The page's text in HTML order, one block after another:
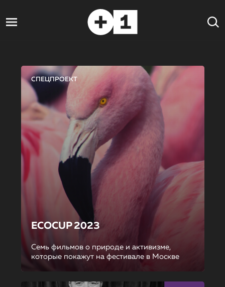
СПЕЦПРОЕКТ
ECOCUP 2023
Семь фильмов о природе и активизме,
которые покажут на фестивале в Москве